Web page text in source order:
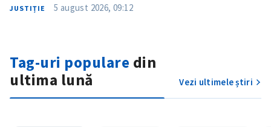
JUSTIȚIE 5 august 2026, 09:12
Tag-uri populare din
ultima lună
Vezi ultimele știri
CONTACT SURSĂ
Nume+ Numele meu